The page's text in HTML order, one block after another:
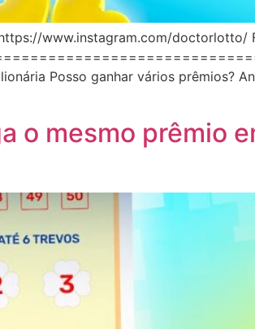
www.instagram.com/doctorlotto/
Posso ganhar vários prêmios?
o mesmo prêmio